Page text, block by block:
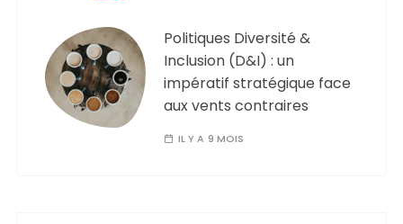
Politiques Diversité &
Inclusion (D&I) : un
impératif stratégique face
aux vents contraires
IL Y A 9 MOIS